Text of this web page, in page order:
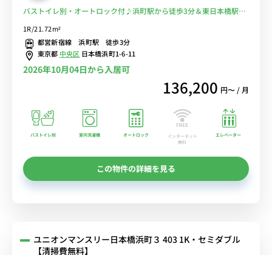
バストイレ別・オートロック付♪浜町駅から徒歩3分＆東日本橋駅も
1R/21.72m²
都営新宿線 浜町駅 徒歩3分
東京都 中央区 日本橋浜町1-6-11
2026年10月04日から入居可
136,200 円〜 / 月
バストイレ別 室内洗濯機 オートロック
インターネット
無料
エレベーター
この物件の詳細を見る
ユニオンマンスリー日本橋浜町３ 403 1K・セミダブル
【清掃費無料】